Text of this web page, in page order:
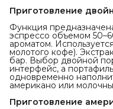
Приготовление
Функция
эспрессо объемом
ароматом.
молотого кофе).
бар. Выбор двойной
интерфейс, а
одновременно
американо или
Приготовление